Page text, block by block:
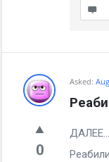
Asked:
0